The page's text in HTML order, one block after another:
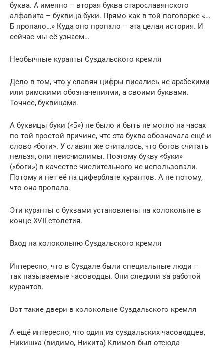
буква. А именно – вторая буква старославянского
алфавита – буквица буки. Прямо как в той поговорке «…
Б пропало…» Куда оно пропало – эта целая история. И
сейчас мы её узнаем…
Необычные куранты Суздальского кремля
Дело в том, что у славян цифры писались не арабскими
или римскими обозначениями, а своими буквами.
Точнее, буквицами.
А буквицы буки («Б») не было и быть не могло на часах
по той простой причине, что эта буква обозначала ещё и
слово «боги». У славян же считалось, что богов считать
нельзя, они неисчислимы. Поэтому букву «буки»
(«боги») в качестве числительного не использовали.
Потому и нет её на циферблате курантов. А не потому,
что она пропала.
Эти куранты с буквами установлены на колокольне в
конце XVII столетия.
Вход на колокольню Суздальского кремля
Интересно, что в Суздале были специальные люди –
так называемые часоводцы. Они следили за работой
курантов.
Вот такие двери в колокольне Суздальского кремля
А ещё интересно, что один из суздальских часоводцев,
Никишка (видимо, Никита) Климов был отсюда